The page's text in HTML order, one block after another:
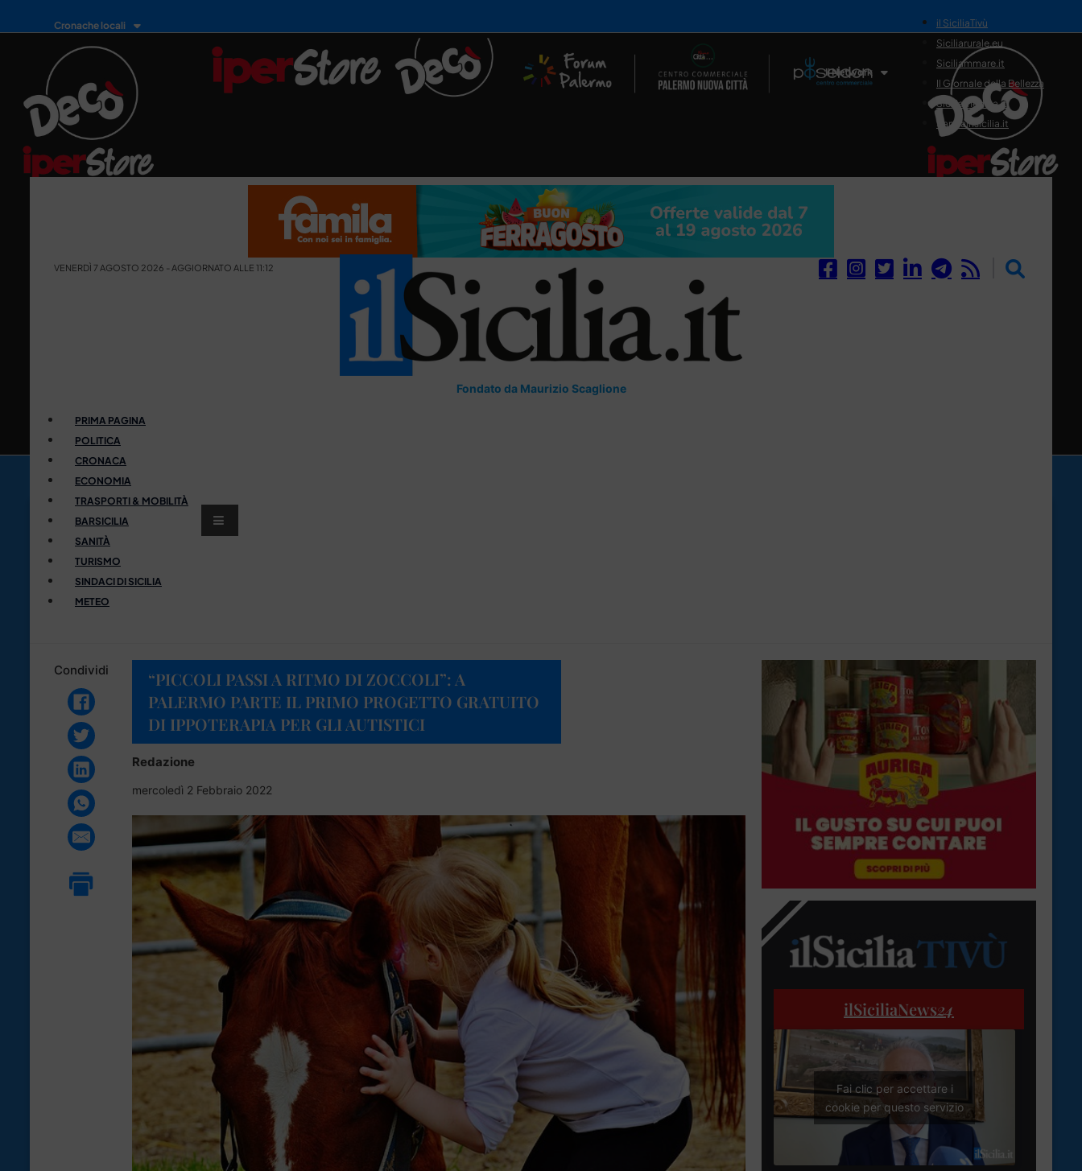
Cronache locali
Il Network
il SiciliaTivù
Siciliarurale.eu
Siciliammare.it
Il Giornale della Bellezza
Siciliamedica.it
Sanitainsicilia.it
VENERDÌ 7 AGOSTO 2026 - AGGIORNATO ALLE 11:12
Fondato da Maurizio Scaglione
PRIMA PAGINA
POLITICA
CRONACA
ECONOMIA
TRASPORTI & MOBILITÀ
BARSICILIA
SANITÀ
TURISMO
SINDACI DI SICILIA
METEO
Condividi
“PICCOLI PASSI A RITMO DI ZOCCOLI”: A
PALERMO PARTE IL PRIMO PROGETTO GRATUITO
DI IPPOTERAPIA PER GLI AUTISTICI
Redazione
mercoledì 2 Febbraio 2022
ilSiciliaNews24
Fai clic per accettare i
cookie per questo servizio